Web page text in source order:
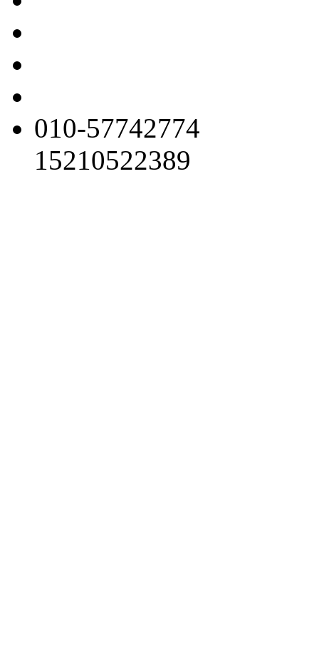
010-57742774
15210522389